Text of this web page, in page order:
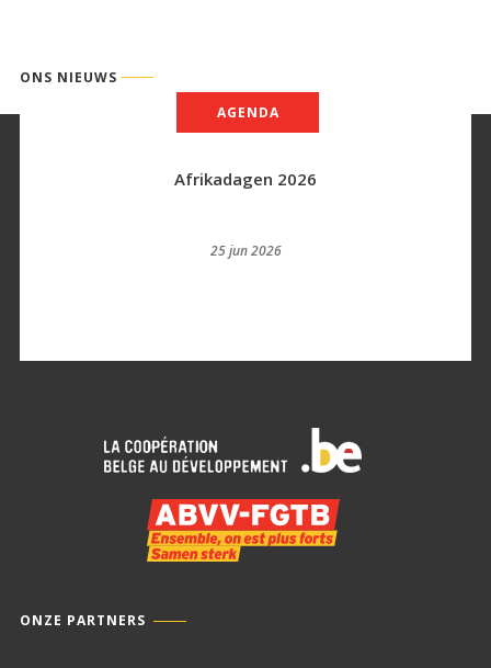
Afrikadagen 2026
25 jun 2026
AGENDA
ONS NIEUWS
ONZE PARTNERS